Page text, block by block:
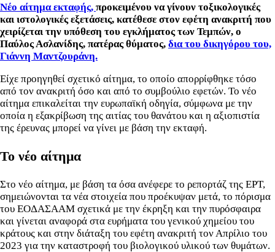
Νέο αίτημα εκταφής, προκειμένου να γίνουν τοξικολογικές
και ιστολογικές εξετάσεις, κατέθεσε στον εφέτη ανακριτή που
χειρίζεται την υπόθεση του εγκλήματος των Τεμπών, ο
Παύλος Ασλανίδης, πατέρας θύματος, δια του δικηγόρου του,
Γιάννη Μαντζουράνη.
Είχε προηγηθεί σχετικό αίτημα, το οποίο απορρίφθηκε τόσο
από τον ανακριτή όσο και από το συμβούλιο εφετών. Το νέο
αίτημα επικαλείται την ευρωπαϊκή οδηγία, σύμφωνα με την
οποία η εξακρίβωση της αιτίας του θανάτου και η αξιοπιστία
της έρευνας μπορεί να γίνει με βάση την εκταφή.
Το νέο αίτημα
Στο νέο αίτημα, με βάση τα όσα ανέφερε το ρεπορτάζ της ΕΡΤ,
σημειώνονται τα νέα στοιχεία που προέκυψαν μετά, το πόρισμα
του ΕΟΔΑΣΑΑΜ σχετικά με την έκρηξη και την πυρόσφαιρα
και γίνεται αναφορά στα ευρήματα του γενικού χημείου του
κράτους και στην διάταξη του εφέτη ανακριτή τον Απρίλιο του
2023 για την καταστροφή του βιολογικού υλικού των θυμάτων.